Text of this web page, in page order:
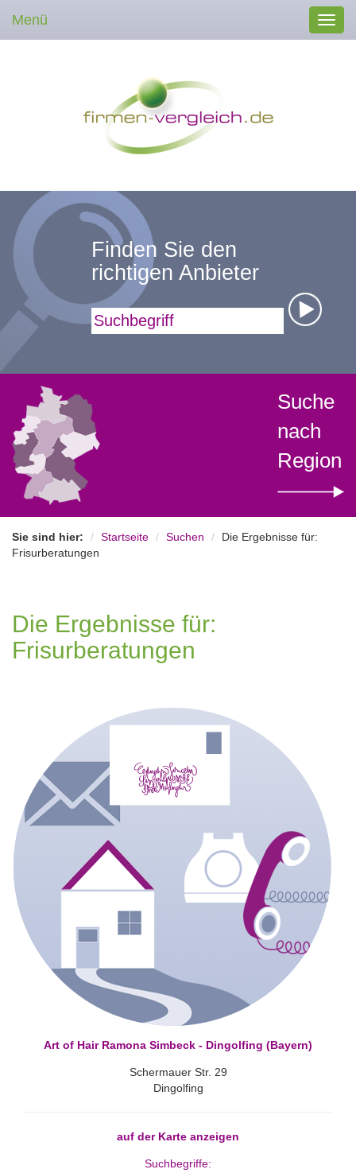
Menü
Finden Sie den
richtigen Anbieter
Suchbegriff
Suche
nach
Region
Sie sind hier: Startseite Suchen
Die Ergebnisse für:
Frisurberatungen
Die Ergebnisse für:
Frisurberatungen
Art of Hair Ramona Simbeck - Dingolfing (Bayern)
Schermauer Str. 29
Dingolfing
auf der Karte anzeigen
Suchbegriffe: